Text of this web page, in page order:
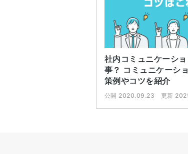
社内コミュニケーシ
事？ コミュニケーシ
策例やコツを紹介
公開 2020.09.23 更新